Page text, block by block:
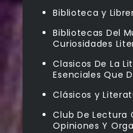
Biblioteca y
Bibliotecas Del
Curiosidades
Clasicos De La
Esenciales Que
Clásicos y
Club De Lectura
Opiniones Y